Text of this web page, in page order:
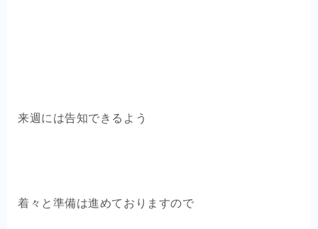
来週には告知できるよう
着々と準備は進めておりますので